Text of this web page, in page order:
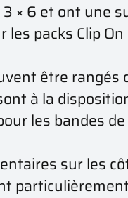
× 6 et ont une
packs Clip
être rangés
à la
les bandes
sur les